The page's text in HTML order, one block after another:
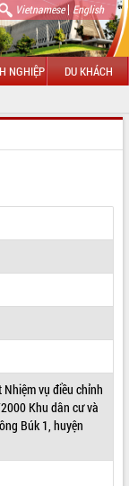
Vietnamese| English
NGHIỆP DU KHÁCH
Nhiệm vụ điều chỉnh
Khu dân cư và
Búk 1, huyện